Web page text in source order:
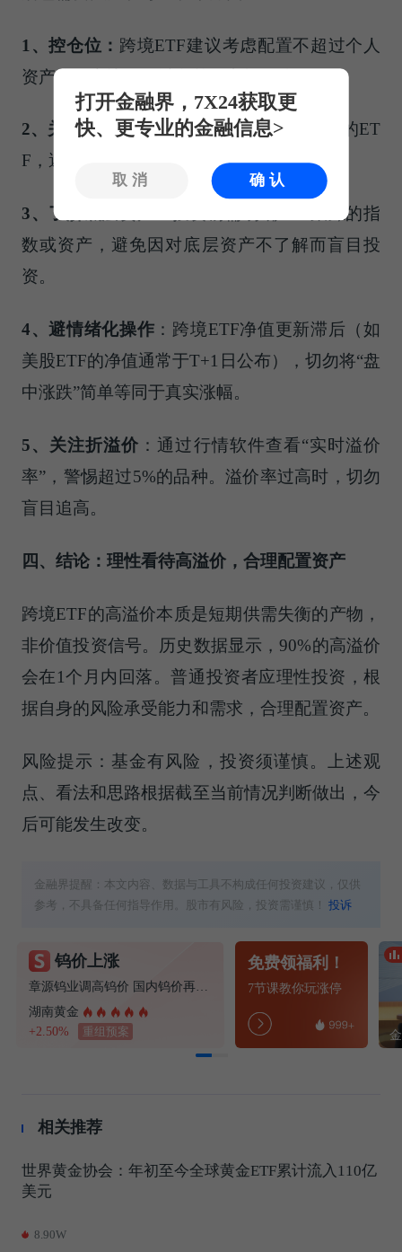
1、控仓位： 跨境ETF建议考虑配置不超过个人
资产的一定比例，避免单一市场风险。
2、 关注流动性：选择规模较大、交易活跃的ET
F，避免因流动性不足导致的价格大幅波动。
3、 了解底层资产：
投资前需明确ETF跟踪的指
数或资产，避免因对底层资产不了解而盲目投
资。
4、避情绪化操作 ：跨境ETF净值更新滞后（如
美股ETF的净值通常于T+1日公布），切勿将“盘
中涨跌”简单等同于真实涨幅。
5、 关注折溢价 ：通过行情软件查看“实时溢价
率”，警惕超过5%的品种。溢价率过高时，切勿
盲目追高。
四、 结论： 理性看待高溢价，合理配置资产
跨境ETF的高溢价本质是短期供需失衡的产物，
非价值投资信号。历史数据显示，90%的高溢价
会在1个月内回落。普通投资者应理性投资，根
据自身的风险承受能力和需求，合理配置资产。
风险提示：基金有风险，投资须谨慎。上述观
点、看法和思路根据截至当前情况判断做出，今
后可能发生改变。
金融界提醒：本文内容、数据与工具不构成任何投资建议，仅供
参考，不具备任何指导作用。股市有风险，投资需谨慎！投诉
钨价上涨
湖南黄金
+2.50%
重组预案
免费领福利！
7节课教你玩涨停
相关推荐
世界黄金协会：年初至今全球黄金ETF累计流入110亿
美元
8.90W
打开金融界，7X24获取更
快、更专业的金融信息>
取消 确认